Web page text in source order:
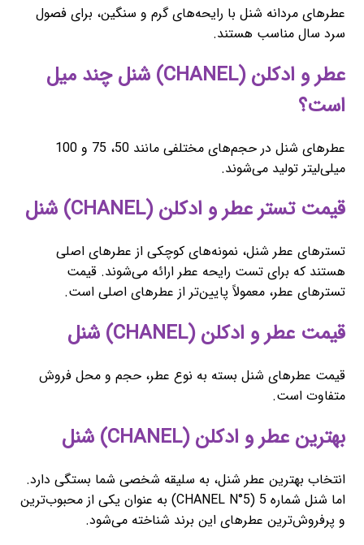
عطرهای مردانه شنل با رایحه‌های گرم و سنگین، برای فصول
سرد سال مناسب هستند.
عطر و ادکلن (CHANEL) شنل چند میل
است؟
عطرهای شنل در حجم‌های مختلفی مانند 50، 75 و 100
میلی‌لیتر تولید می‌شوند.
قیمت تستر عطر و ادکلن (CHANEL) شنل
تسترهای عطر شنل، نمونه‌های کوچکی از عطرهای اصلی
هستند که برای تست رایحه عطر ارائه می‌شوند. قیمت
تسترهای عطر، معمولاً پایین‌تر از عطرهای اصلی است.
قیمت عطر و ادکلن (CHANEL) شنل
قیمت عطرهای شنل بسته به نوع عطر، حجم و محل فروش
متفاوت است.
بهترین عطر و ادکلن (CHANEL) شنل
انتخاب بهترین عطر شنل، به سلیقه شخصی شما بستگی دارد.
اما شنل شماره 5 (CHANEL N°5) به عنوان یکی از محبوب‌ترین
و پرفروش‌ترین عطرهای این برند شناخته می‌شود.